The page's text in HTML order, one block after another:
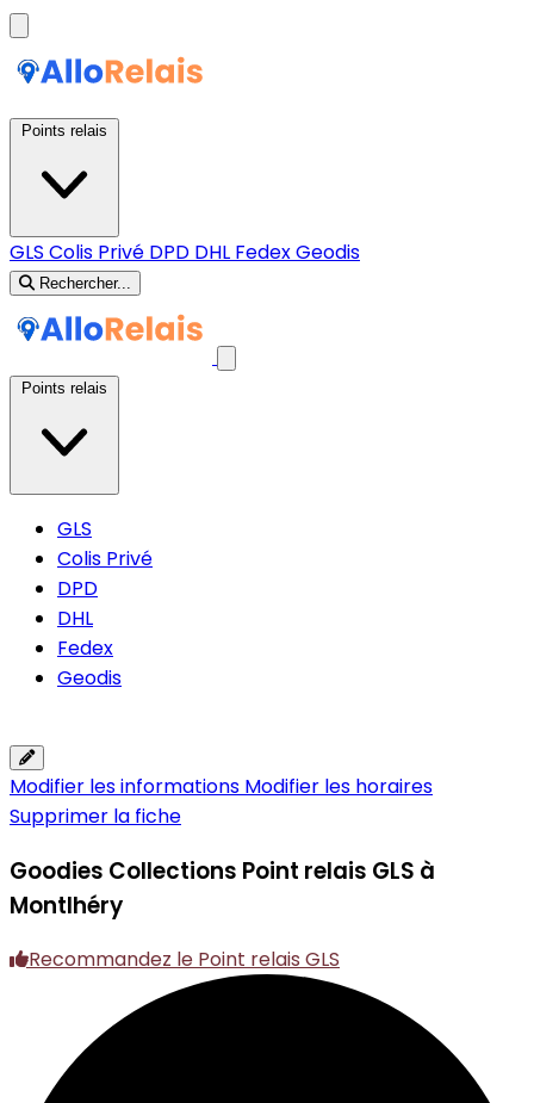
GLS Colis Privé DPD DHL FedexGeodis
Rechercher...
GLS
Colis Privé
DPD
DHL
Fedex
Geodis
Modifier les informations Modifier les horaires
Supprimer la fiche
Goodies Collections Point relais GLS à
Montlhéry
Recommandez le Point relais GLS